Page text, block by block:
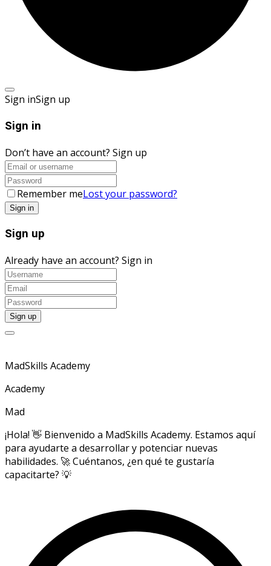
Sign inSign up
Sign in
Don’t have an account? Sign up
Remember meLost your password?
Sign up
Already have an account? Sign in
MadSkills Academy
Academy
Mad
¡Hola! 👋 Bienvenido a MadSkills Academy. Estamos aquí
para ayudarte a desarrollar y potenciar nuevas
habilidades. 🚀 Cuéntanos, ¿en qué te gustaría
capacitarte? 💡